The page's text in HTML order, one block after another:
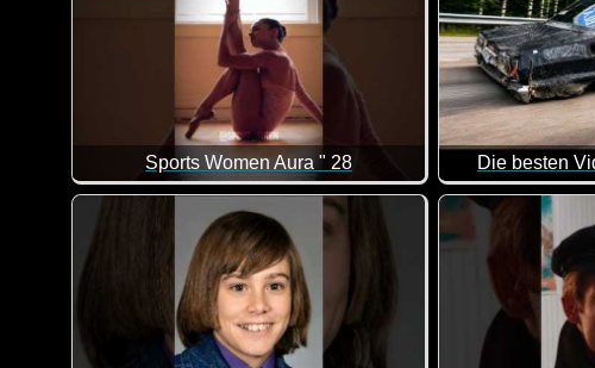
Sports Women Aura " 28
Die besten
Eine tolle